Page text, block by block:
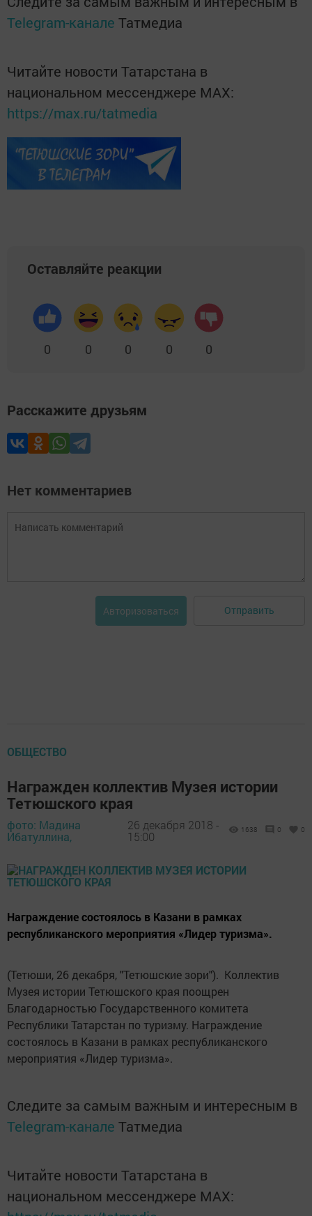
Telegram-канале Татмедиа
Читайте новости Татарстана в
национальном мессенджере MАХ:
https://max.ru/tatmedia
Оставляйте реакции
0 0 0 0 0
Расскажите друзьям
Нет комментариев
Авторизоваться Отправить
ОБЩЕСТВО
Награжден коллектив Музея истории
Тетюшского края
фото: Мадина
Ибатуллина,
26 декабря 2018 -
15:00
1638 0 0
Награждение состоялось в Казани в рамках
республиканского мероприятия «Лидер туризма».
(Тетюши, 26 декабря, "Тетюшские зори"). Коллектив
Музея истории Тетюшского края поощрен
Благодарностью Государственного комитета
Республики Татарстан по туризму. Награждение
состоялось в Казани в рамках республиканского
мероприятия «Лидер туризма».
Следите за самым важным и интересным в
Telegram-канале Татмедиа
Читайте новости Татарстана в
национальном мессенджере MАХ: